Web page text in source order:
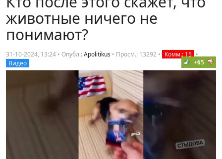
животные ничего не
понимают?
31-10-2024, 13:24 • Опубл.:Apolitikus • Просм.: 13292 • Комм.: 15 •
Видео
+65